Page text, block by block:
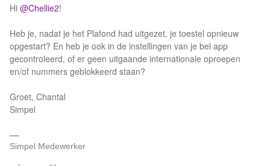
Hi @Chellie2!
Heb je, nadat je het Plafond had uitgezet, je toestel opnieuw
opgestart? En heb je ook in de instellingen van je bel app
gecontroleerd, of er geen uitgaande internationale oproepen
en/of nummers geblokkeerd staan?
Groet, Chantal
Simpel
Simpel Medewerker